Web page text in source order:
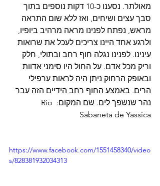
מאולתר. נסענו כ-10 דקות נוספים בתוך
סבך עצים ושיחים, ואז ללא שום התראה
מראש, נפתח לפנינו מראה מרהיב ביופיו,
ולרגע אחד היינו צריכים לעכל את שרואות
עינינו. לפנינו נגלה חוף רחב ובתולי, חלק
וריק מכל אדם. על החול היו סימני אדוות
ובאופק הרחוק ניתן היה לראות ערפילי
הרים. באמצע החוף רחב הידיים הזה עבר
נהר שנשפך לים. שם המקום: Rio
Sabaneta de Yassica
https://www.facebook.com/1551458340/video
s/828381932034313